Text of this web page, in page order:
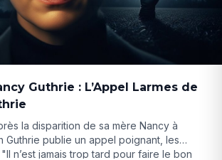
Guthrie : L’Appel Larmes de
la disparition de sa mère Nancy à
Guthrie publie un appel poignant, les
n’est jamais trop tard pour faire le bon